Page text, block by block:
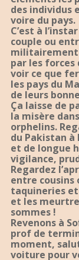
des individus
voire du pays.
C’est à
couple ou
militairement
par les forces
voir ce que
les pays du
de leurs
Ça laisse de
la misère
orphelins.
du Pakistan à
et de longue
vigilance,
Regardez
entre cousins
taquineries
et les
sommes !
Revenons à
prof de
moment,
voiture pour